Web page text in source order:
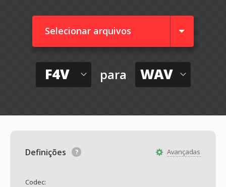
Selecionar arquivos
F4V para WAV
Avançadas
Definições
Codec: